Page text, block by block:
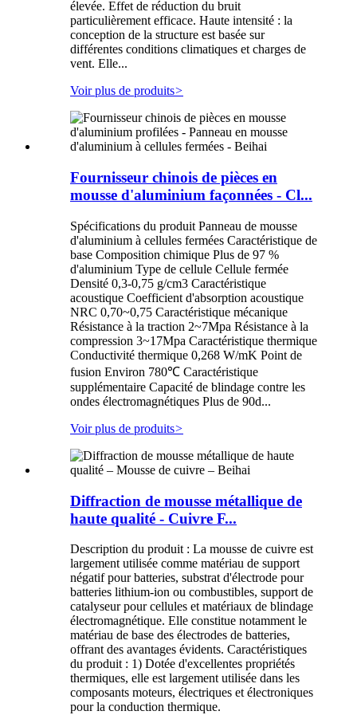
élevée. Effet de réduction du bruit
particulièrement efficace. Haute intensité : la
conception de la structure est basée sur
différentes conditions climatiques et charges de
vent. Elle...
Voir plus de produits>
Fournisseur chinois de pièces en
mousse d'aluminium façonnées - Cl...
Spécifications du produit Panneau de mousse
d'aluminium à cellules fermées Caractéristique de
base Composition chimique Plus de 97 %
d'aluminium Type de cellule Cellule fermée
Densité 0,3-0,75 g/cm3 Caractéristique
acoustique Coefficient d'absorption acoustique
NRC 0,70~0,75 Caractéristique mécanique
Résistance à la traction 2~7Mpa Résistance à la
compression 3~17Mpa Caractéristique thermique
Conductivité thermique 0,268 W/mK Point de
fusion Environ 780℃ Caractéristique
supplémentaire Capacité de blindage contre les
ondes électromagnétiques Plus de 90d...
Voir plus de produits>
Diffraction de mousse métallique de
haute qualité - Cuivre F...
Description du produit : La mousse de cuivre est
largement utilisée comme matériau de support
négatif pour batteries, substrat d'électrode pour
batteries lithium-ion ou combustibles, support de
catalyseur pour cellules et matériaux de blindage
électromagnétique. Elle constitue notamment le
matériau de base des électrodes de batteries,
offrant des avantages évidents. Caractéristiques
du produit : 1) Dotée d'excellentes propriétés
thermiques, elle est largement utilisée dans les
composants moteurs, électriques et électroniques
pour la conduction thermique.